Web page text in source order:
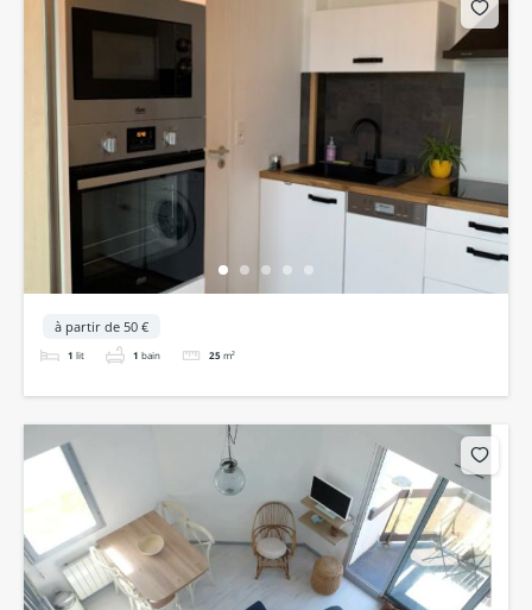
à partir de 50 €
1 lit 1 bain 25 m²